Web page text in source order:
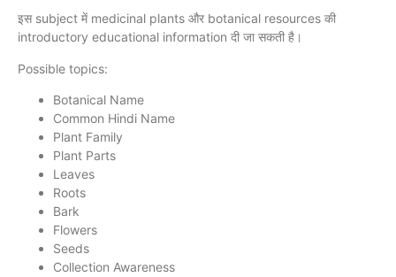
इस subject में medicinal plants और botanical resources की
introductory educational information दी जा सकती है।
Possible topics:
Botanical Name
Common Hindi Name
Plant Family
Plant Parts
Leaves
Roots
Bark
Flowers
Seeds
Collection Awareness